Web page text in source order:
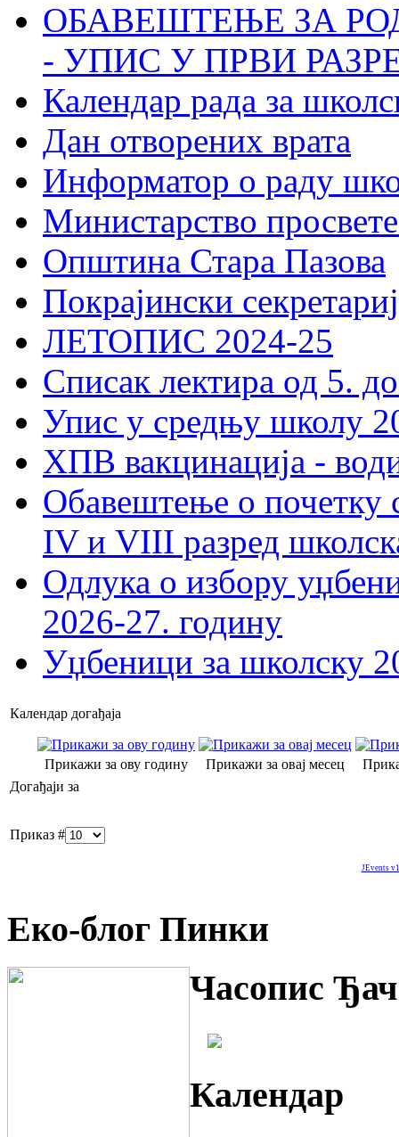
ОБАВЕШТЕЊЕ ЗА
- УПИС У ПРВИ
Календар рада за
Дан отворених врата
Информатор о раду
Министарство
Општина Стара Пазова
Покрајински
ЛЕТОПИС 2024-25
Списак лектира од 5.
Упис у средњу школу
ХПВ вакцинација -
Обавештење о почетку
IV и VIII разред
Одлука о избору
2026-27. годину
Уџбеници за школску
Календар догађаја
Прикажи за ову годину Прикажи за овај месец
Догађаји за
Приказ #
JEvents
Еко-блог Пинки
Часопис
Календар